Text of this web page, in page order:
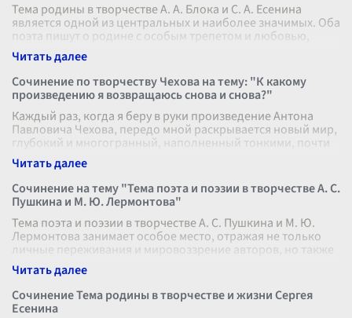
Тема родины в творчестве А. А. Блока и С. А. Есенина
является одной из центральных и наиболее значимых. Оба
поэта пишут о родине с особым трепетом и любовью,
отражая в своих произв
Сочинение по творчеству Чехова на тему: "К какому
произведению я возвращаюсь снова и снова?"
Каждый раз, когда я беру в руки произведение Антона
Павловича Чехова, передо мной раскрывается новый мир,
глубокий и многогранный, наполненный тонкими, почти
невидимыми нитями чело
Сочинение на тему "Тема поэта и поэзии в творчестве А. С.
Пушкина и М. Ю. Лермонтова"
Тема поэта и поэзии в творчестве А. С. Пушкина и М. Ю.
Лермонтова занимает особое место, отражая не только
личные переживания и мировоззрение авторов, но также
духовные искания сво
Сочинение Тема родины в творчестве и жизни Сергея
Есенина